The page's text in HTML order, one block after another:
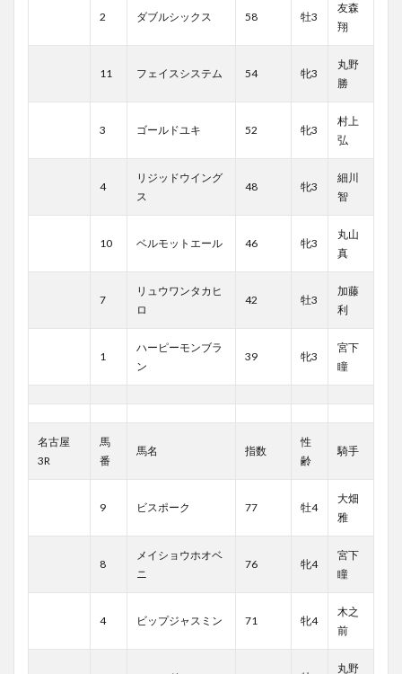
2 ダブルシックス 58 牡3
友森
翔
11 フェイスシステム 54 牝3
丸野
勝
3 ゴールドユキ 52 牝3
村上
弘
4
リジッドウイング
ス
48 牝3
細川
智
10 ベルモットエール 46 牝3
丸山
真
7
リュウワンタカヒ
ロ
42 牡3
加藤
利
1
ハーピーモンブラ
ン
39 牝3
宮下
瞳
名古屋
3R
馬
番
馬名 指数
性
齢
騎手
9 ビスポーク 77 牡4
大畑
雅
8
メイショウホオベ
ニ
76 牝4
宮下
瞳
4 ビップジャスミン 71 牝4
木之
前
丸野